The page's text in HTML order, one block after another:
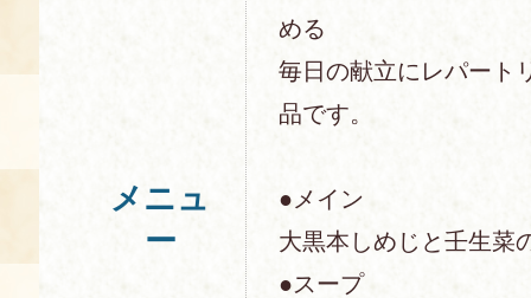
メニュ
ー
める
毎日の献立にレパート
品です。
●メイン
大黒本しめじと壬生菜
●スープ